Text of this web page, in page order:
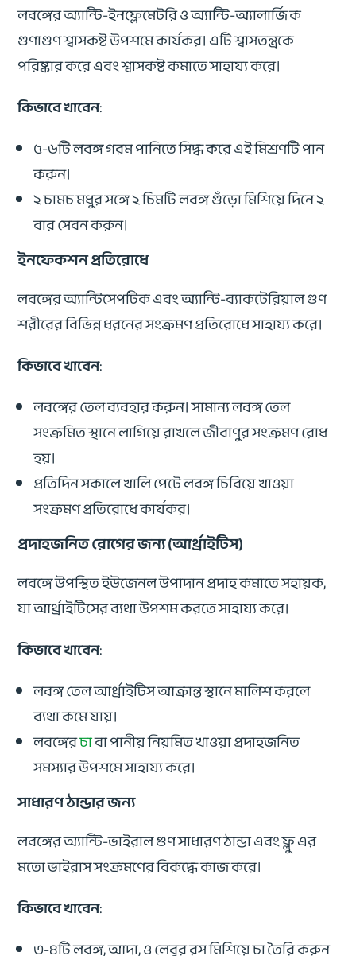
লবঙ্গের অ্যান্টি-ইনফ্লেমেটরি ও অ্যান্টি-অ্যালার্জিক
গুণাগুণ শ্বাসকষ্ট উপশমে কার্যকর। এটি শ্বাসতন্ত্রকে
পরিষ্কার করে এবং শ্বাসকষ্ট কমাতে সাহায্য করে।
কিভাবে খাবেন:
৫-৬টি লবঙ্গ গরম পানিতে সিদ্ধ করে এই মিশ্রণটি পান
করুন।
২ চামচ মধুর সঙ্গে ২ চিমটি লবঙ্গ গুঁড়ো মিশিয়ে দিনে ২
বার সেবন করুন।
ইনফেকশন প্রতিরোধে
লবঙ্গের অ্যান্টিসেপটিক এবং অ্যান্টি-ব্যাকটেরিয়াল গুণ
শরীরের বিভিন্ন ধরনের সংক্রমণ প্রতিরোধে সাহায্য করে।
কিভাবে খাবেন:
লবঙ্গের তেল ব্যবহার করুন। সামান্য লবঙ্গ তেল
সংক্রমিত স্থানে লাগিয়ে রাখলে জীবাণুর সংক্রমণ রোধ
হয়।
প্রতিদিন সকালে খালি পেটে লবঙ্গ চিবিয়ে খাওয়া
সংক্রমণ প্রতিরোধে কার্যকর।
প্রদাহজনিত রোগের জন্য (আর্থ্রাইটিস)
লবঙ্গে উপস্থিত ইউজেনল উপাদান প্রদাহ কমাতে সহায়ক,
যা আর্থ্রাইটিসের ব্যথা উপশম করতে সাহায্য করে।
কিভাবে খাবেন:
লবঙ্গ তেল আর্থ্রাইটিস আক্রান্ত স্থানে মালিশ করলে
ব্যথা কমে যায়।
লবঙ্গেরচাবা পানীয় নিয়মিত খাওয়া প্রদাহজনিত
সমস্যার উপশমে সাহায্য করে।
সাধারণ ঠান্ডার জন্য
লবঙ্গের অ্যান্টি-ভাইরাল গুণ সাধারণ ঠান্ডা এবং ফ্লু এর
মতো ভাইরাস সংক্রমণের বিরুদ্ধে কাজ করে।
কিভাবে খাবেন:
৩-৪টি লবঙ্গ, আদা, ও লেবুর রস মিশিয়ে চা তৈরি করুন